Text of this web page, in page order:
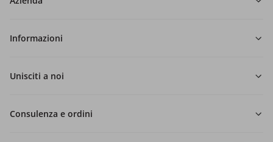
Informazioni
Unisciti a noi
Consulenza e ordini